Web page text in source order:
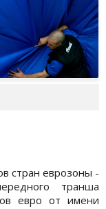
стран еврозоны -
транша
евро от имени